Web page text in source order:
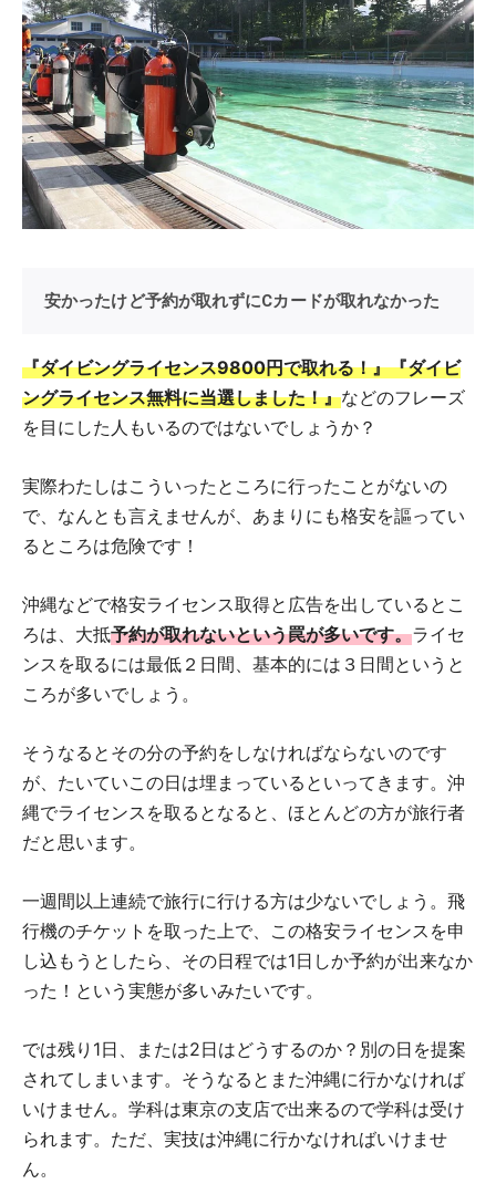
安かったけど予約が取れずにCカードが取れなかった
『ダイビングライセンス9800円で取れる！』『ダイビ
ングライセンス無料に当選しました！』などのフレーズ
を目にした人もいるのではないでしょうか？
実際わたしはこういったところに行ったことがないの
で、なんとも言えませんが、あまりにも格安を謳ってい
るところは危険です！
沖縄などで格安ライセンス取得と広告を出しているとこ
ろは、大抵予約が取れないという罠が多いです。ライセ
ンスを取るには最低２日間、基本的には３日間というと
ころが多いでしょう。
そうなるとその分の予約をしなければならないのです
が、たいていこの日は埋まっているといってきます。沖
縄でライセンスを取るとなると、ほとんどの方が旅行者
だと思います。
一週間以上連続で旅行に行ける方は少ないでしょう。飛
行機のチケットを取った上で、この格安ライセンスを申
し込もうとしたら、その日程では1日しか予約が出来なか
った！という実態が多いみたいです。
では残り1日、または2日はどうするのか？別の日を提案
されてしまいます。そうなるとまた沖縄に行かなければ
いけません。学科は東京の支店で出来るので学科は受け
られます。ただ、実技は沖縄に行かなければいけませ
ん。